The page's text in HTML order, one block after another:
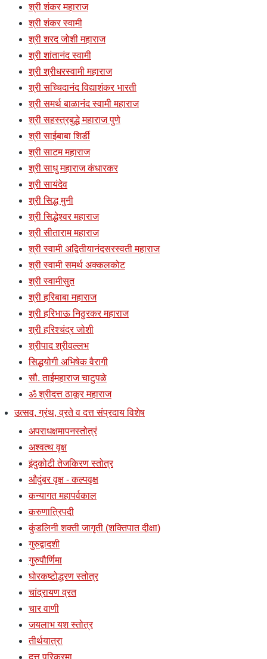
श्री शंकर महाराज
श्री शंकर स्वामी
श्री शरद जोशी महाराज
श्री शांतानंद स्वामी
श्री श्रीधरस्वामी महाराज
श्री सच्चिदानंद विद्याशंकर भारती
श्री समर्थ बाळानंद स्वामी महाराज
श्री सहस्त्रबुद्धे महाराज पुणे
श्री साईबाबा शिर्डी
श्री साटम महाराज
श्री साधु महाराज कंधारकर
श्री सायंदेव
श्री सिद्ध मुनी
श्री सिद्धेश्वर महाराज
श्री सीताराम महाराज
श्री स्वामी अद्वितीयानंदसरस्वती महाराज
श्री स्वामी समर्थ अक्कलकोट
श्री स्वामीसुत
श्री हरिबाबा महाराज
श्री हरिभाऊ निठुरकर महाराज
श्री हरिश्चंद्र जोशी
श्रीपाद श्रीवल्लभ
सिद्धयोगी अभिषेक वैरागी
सौ. ताईमहाराज चाटुपळे
ॐ श्रीदत्त ठाकूर महाराज
उत्सव, ग्रंथ, व्रते व दत्त संप्रदाय विशेष
अपराधक्षमापनस्तोत्रं
अश्वत्थ वृक्ष
इंदुकोटी तेजकिरण स्तोत्र
औदुंबर वृक्ष - कल्पवृक्ष
कन्यागत महापर्वकाल
करुणात्रिपदी
कुंडलिनी शक्ती जागृती (शक्तिपात दीक्षा)
गुरुद्वादशी
गुरुपौर्णिमा
घोरकष्टोद्धरण स्तोत्र
चांद्रायण व्रत
चार वाणी
जयलाभ यश स्तोत्र
तीर्थयात्रा
दत्त परिक्रमा